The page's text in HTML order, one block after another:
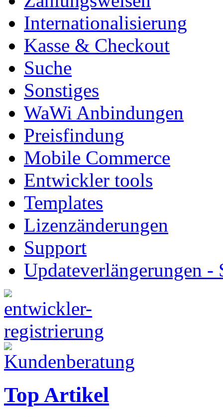
Internationalisierung
Kasse & Checkout
Suche
Sonstiges
WaWi Anbindungen
Preisfindung
Mobile Commerce
Entwickler tools
Templates
Lizenzänderungen
Support
Updateverlängerungen -
Top Artikel